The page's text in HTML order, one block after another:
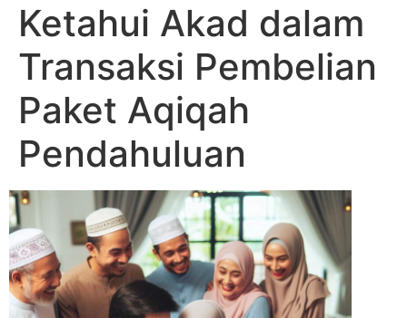
Ketahui Akad dalam
Transaksi Pembelian
Paket Aqiqah
Pendahuluan